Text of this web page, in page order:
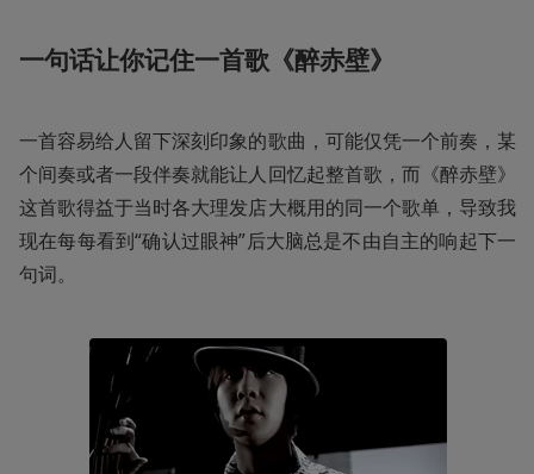
一句话让你记住一首歌《醉赤壁》
一首容易给人留下深刻印象的歌曲，可能仅凭一个前奏，某
个间奏或者一段伴奏就能让人回忆起整首歌，而《醉赤壁》
这首歌得益于当时各大理发店大概用的同一个歌单，导致我
现在每每看到“确认过眼神”后大脑总是不由自主的响起下一
句词。